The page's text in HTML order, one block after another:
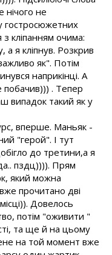
нічого не
гостросюжетних
кліпанням очима:
я кліпнув. Розкрив
як". Потім
наприкінці. А
побачив))) . Тепер
випадок такий як у
вперше. Маньяк -
"герой". І тут
до третини,а я
пздц)))). Прям
який можна
прочитано дві
Довелось
потім "оживити "
та ще й на цьому
на той момент вже